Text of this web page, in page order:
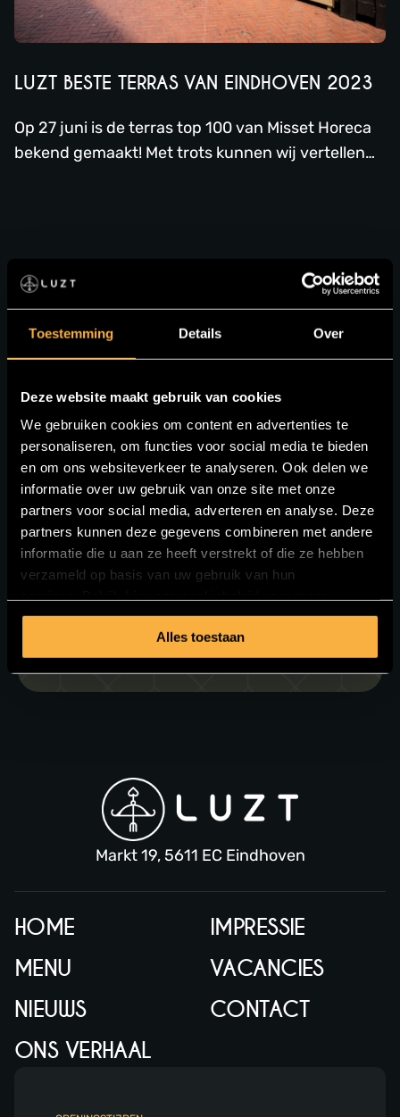
Toestemming Details Over
Deze website maakt gebruik van cookies
We gebruiken cookies om content en advertenties te
personaliseren, om functies voor social media te bieden
en om ons websiteverkeer te analyseren. Ook delen we
informatie over uw gebruik van onze site met onze
partners voor social media, adverteren en analyse. Deze
partners kunnen deze gegevens combineren met andere
informatie die u aan ze heeft verstrekt of die ze hebben
verzameld op basis van uw gebruik van hun
informatie.
Alles toestaan
LUZT BESTE TERRAS VAN EINDHOVEN 2023
Op 27 juni is de terras top 100 van Misset Horeca
bekend gemaakt! Met trots kunnen wij vertellen
RESERVEER NU JOUW TAFEL!
Reserveren
+31 (0)40 845 49 63
Markt 19, 5611 EC Eindhoven
HOME
MENU
NIEUWS
ONS VERHAAL
IMPRESSIE
VACANCIES
CONTACT